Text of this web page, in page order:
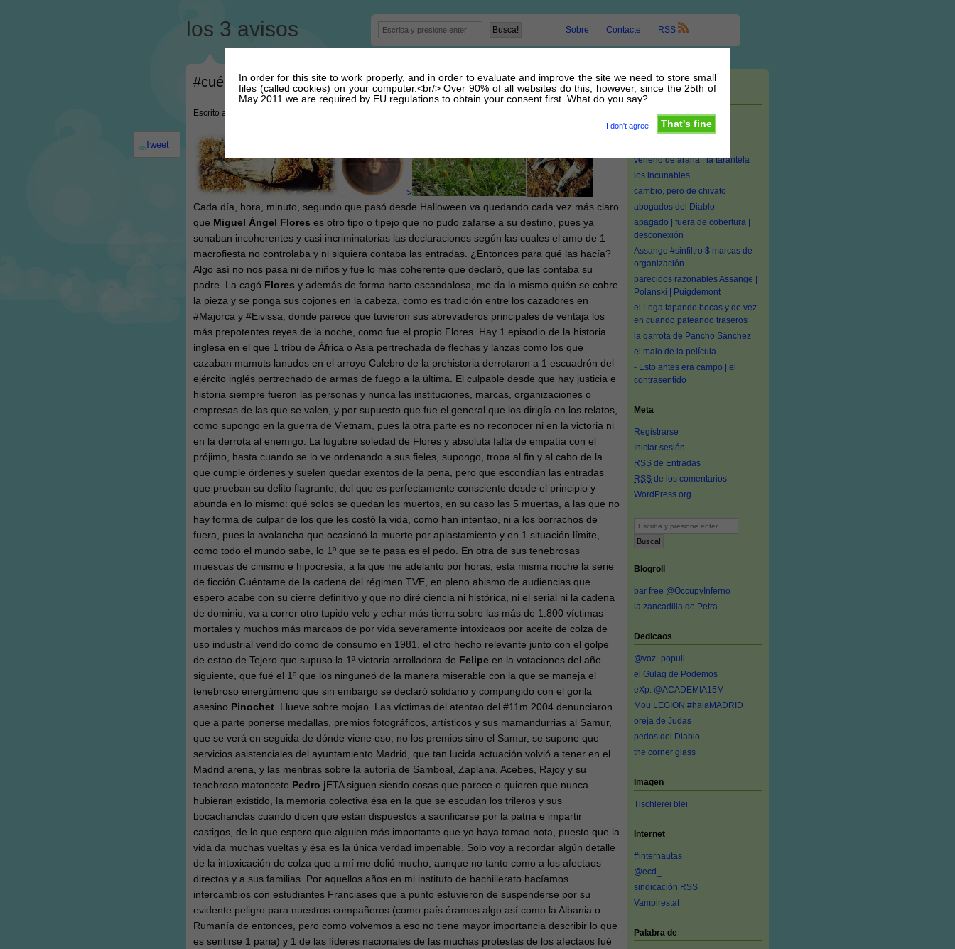
In order for this site to work properly, and in order to evaluate and improve the site we need to store small
files (called cookies) on your computer.<br/> Over 90% of all websites do this, however, since the 25th of
May 2011 we are required by EU regulations to obtain your consent first. What do you say?
That's fine
I don't agree
los 3 avisos Sobre Contacte RSS
#cuéntame el nuevo TERROR
Escrito a las @ 1:07 AM el dia 20 Noviembre 2012 por
Tweet
>
Cada día, hora, minuto, segundo que pasó desde Halloween va quedando cada vez más claro
que Miguel Ángel Flores es otro tipo o tipejo que no pudo zafarse a su destino, pues ya
sonaban incoherentes y casi incriminatorias las declaraciones según las cuales el amo de 1
macrofiesta no controlaba y ni siquiera contaba las entradas. ¿Entonces para qué las hacía?
Algo así no nos pasa ni de niños y fue lo más coherente que declaró, que las contaba su
padre. La cagó Flores y además de forma harto escandalosa, me da lo mismo quién se cobre
la pieza y se ponga sus cojones en la cabeza, como es tradición entre los cazadores en
#Majorca y #Eivissa, donde parece que tuvieron sus abrevaderos principales de ventaja los
más prepotentes reyes de la noche, como fue el propio Flores. Hay 1 episodio de la historia
inglesa en el que 1 tribu de África o Asia pertrechada de flechas y lanzas como los que
cazaban mamuts lanudos en el arroyo Culebro de la prehistoria derrotaron a 1 escuadrón del
ejército inglés pertrechado de armas de fuego a la última. El culpable desde que hay justicia e
historia siempre fueron las personas y nunca las instituciones, marcas, organizaciones o
empresas de las que se valen, y por supuesto que fue el general que los dirigía en los relatos,
como supongo en la guerra de Vietnam, pues la otra parte es no reconocer ni en la victoria ni
en la derrota al enemigo. La lúgubre soledad de Flores y absoluta falta de empatía con el
prójimo, hasta cuando se lo ve ordenando a sus fieles, supongo, tropa al fin y al cabo de la
que cumple órdenes y suelen quedar exentos de la pena, pero que escondían las entradas
que prueban su delito flagrante, del que es perfectamente consciente desde el principio y
abunda en lo mismo: qué solos se quedan los muertos, en su caso las 5 muertas, a las que no
hay forma de culpar de los que les costó la vida, como han intentao, ni a los borrachos de
fuera, pues la avalancha que ocasionó la muerte por aplastamiento y en 1 situación límite,
como todo el mundo sabe, lo 1º que se te pasa es el pedo. En otra de sus tenebrosas
muescas de cinismo e hipocresía, a la que me adelanto por horas, esta misma noche la serie
de ficción Cuéntame de la cadena del régimen TVE, en pleno abismo de audiencias que
espero acabe con su cierre definitivo y que no diré ciencia ni histórica, ni el serial ni la cadena
de dominio, va a correr otro tupido velo y echar más tierra sobre las más de 1.800 víctimas
mortales y muchos más marcaos de por vida severamente intoxicaos por aceite de colza de
uso industrial vendido como de consumo en 1981, el otro hecho relevante junto con el golpe
de estao de Tejero que supuso la 1ª victoria arrolladora de Felipe en la votaciones del año
siguiente, que fué el 1º que los ninguneó de la manera miserable con la que se maneja el
tenebroso energúmeno que sin embargo se declaró solidario y compungido con el gorila
asesino Pinochet . Llueve sobre mojao. Las víctimas del atentao del #11m 2004 denunciaron
que a parte ponerse medallas, premios fotográficos, artísticos y sus mamandurrias al Samur,
que se verá en seguida de dónde viene eso, no los premios sino el Samur, se supone que
servicios asistenciales del ayuntamiento Madrid, que tan lucida actuación volvió a tener en el
Madrid arena, y las mentiras sobre la autoría de Samboal, Zaplana, Acebes, Rajoy y su
tenebroso matoncete Pedro jETA siguen siendo cosas que parece o quieren que nunca
hubieran existido, la memoria colectiva ésa en la que se escudan los trileros y sus
bocachanclas cuando dicen que están dispuestos a sacrificarse por la patria e impartir
castigos, de lo que espero que alguien más importante que yo haya tomao nota, puesto que la
vida da muchas vueltas y ésa es la única verdad impenable. Solo voy a recordar algún detalle
de la intoxicación de colza que a mí me dolió mucho, aunque no tanto como a los afectaos
directos y a sus familias. Por aquellos años en mi instituto de bachillerato hacíamos
intercambios con estudiantes Franciases que a punto estuvieron de suspenderse por su
evidente peligro para nuestros compañeros (como país éramos algo así como la Albania o
Rumanía de entonces, pero como volvemos a eso no tiene mayor importancia describir lo que
es sentirse 1 paria) y 1 de las líderes nacionales de las muchas protestas de los afectaos fué
Entradas recientes
#seTas medicinales:
Ganoderma, Inonotus,
veneno de araña | la tarantela
los incunables
cambio, pero de chivato
abogados del Diablo
apagado | fuera de cobertura |
desconexión
Assange #sinfiltro $ marcas de
organización
parecidos razonables Assange |
Polanski | Puigdemont
el Lega tapando bocas y de vez
en cuando pateando traseros
la garrota de Pancho Sánchez
el malo de la película
- Esto antes era campo | el
contrasentido
Meta
Registrarse
Iniciar sesión
RSS de Entradas
RSS de los comentarios
WordPress.org
Blogroll
bar free @OccupyInferno
la zancadilla de Petra
Dedicaos
@voz_populi
el Gulag de Podemos
eXp. @ACADEMIA15M
Mou LEGION #halaMADRID
oreja de Judas
pedos del Diablo
the corner glass
Imagen
Tischlerei blei
Internet
#internautas
@ecd_
sindicación RSS
Vampirestat
Palabra de